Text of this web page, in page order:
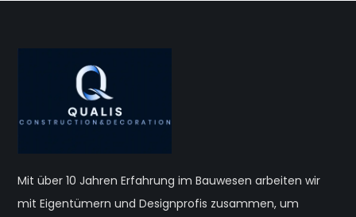
Mit über 10 Jahren Erfahrung im Bauwesen arbeiten wir
mit Eigentümern und Designprofis zusammen, um